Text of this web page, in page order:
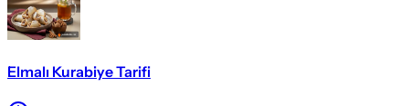
Elmalı Kurabiye Tarifi